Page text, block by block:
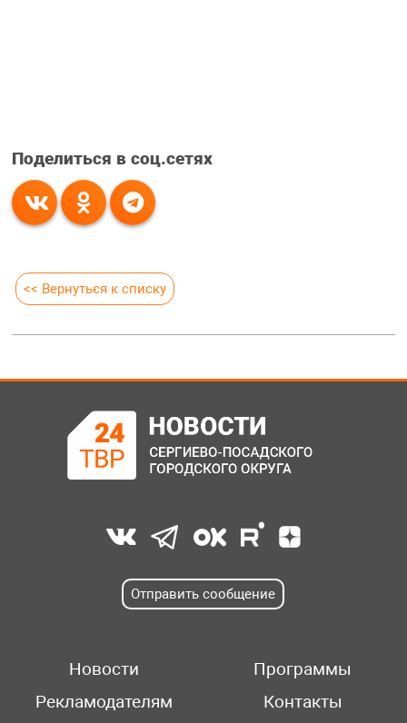
Поделиться в соц.сетях
<< Вернуться к списку
Отправить сообщение
Новости
Программы
Рекламодателям
Контакты